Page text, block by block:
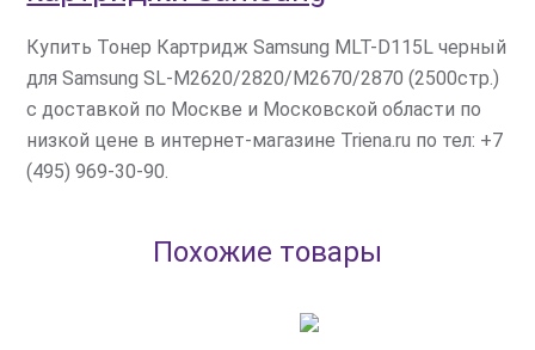
Купить Тонер Картридж Samsung MLT-D115L черный
для Samsung SL-M2620/2820/M2670/2870 (2500стр.)
с доставкой по Москве и Московской области по
низкой цене в интернет-магазине Triena.ru по тел: +7
(495) 969-30-90.
Похожие товары